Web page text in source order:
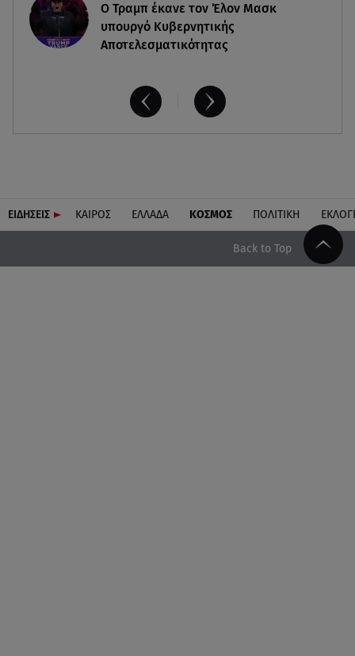
O Τραμπ έκανε τον Έλον Μασκ
υπουργό Κυβερνητικής
Αποτελεσματικότητας
ΕΙΔΗΣΕΙΣ ΚΑΙΡΟΣ ΕΛΛΑΔΑ ΚΟΣΜΟΣ ΠΟΛΙΤΙΚΗ
Back to Top